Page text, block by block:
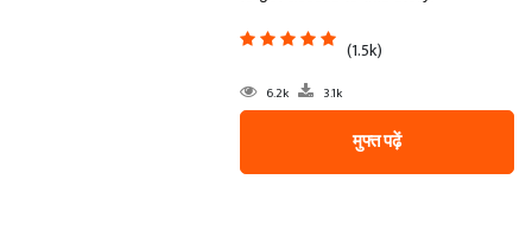
(1.5k)
6.2k 3.1k
मुफ्त पढ़ें